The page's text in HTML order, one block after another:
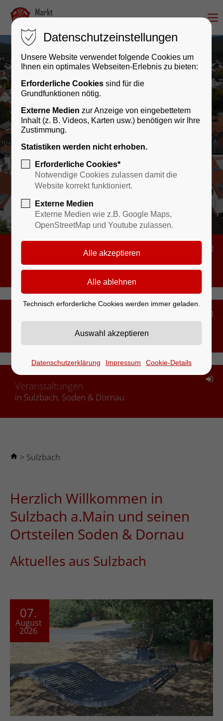
Sulzbach am Main
Herzlich willkommen!
Bürgerserviceportal
Digitale Dienste
Ihre Ansprechpartner
Veranstaltungen
in Sulzbach, Soden & Dornau
Sulzbach
Herzlich Willkommen in
Sulzbach a.Main und seinen
Ortsteilen Soden & Dornau
Aktuelles aus Sulzbach
07.
August
2026
Datenschutzeinstellungen
Unsere Website verwendet folgende Cookies um
Ihnen ein optimales Webseiten-Erlebnis zu bieten:
Erforderliche Cookies sind für die
Grundfunktionen nötig.
Externe Medien zur Anzeige von eingebettetem
Inhalt (z. B. Videos, Karten usw.) benötigen wir Ihre
Zustimmung.
Statistiken werden nicht erhoben.
Erforderliche Cookies*
Notwendige Cookies zulassen damit die
Website korrekt funktioniert.
Externe Medien
Externe Medien wie z.B. Google Maps,
OpenStreetMap und Youtube zulassen.
Technisch erforderliche Cookies werden immer geladen.
Datenschutzerklärung Impressum Cookie-Details